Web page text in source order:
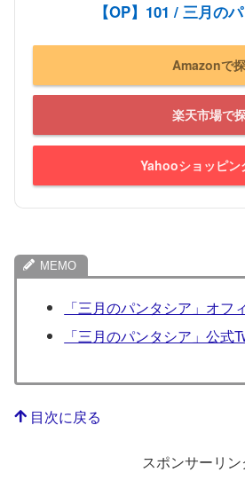
【OP】101 / 三月の
Amazonで
楽天市場で
Yahooショッピン
「三月のパンタシア」オフ
「三月のパンタシア」公式
目次に戻る
スポンサーリン